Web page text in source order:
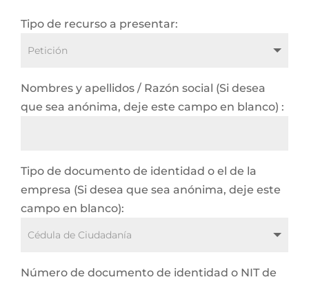
Tipo de recurso a presentar:
Nombres y apellidos / Razón social (Si desea
que sea anónima, deje este campo en blanco) :
Tipo de documento de identidad o el de la
empresa (Si desea que sea anónima, deje este
campo en blanco):
Número de documento de identidad o NIT de